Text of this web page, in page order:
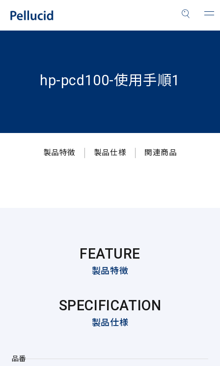
hp-pcd100-使用手順1
製品特徴 製品仕様 関連商品
FEATURE
製品特徴
SPECIFICATION
製品仕様
品番